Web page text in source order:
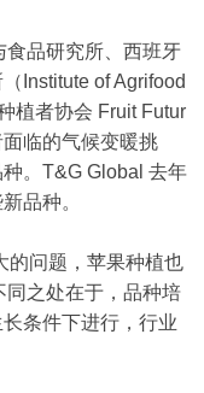
品研究所、西班牙
Institute of Agrifood
植者协会 Fruit Futur
临的气候变暖挑
。T&G Global 去年
品种。
的问题，苹果种植也
同之处在于，品种培
条件下进行，行业